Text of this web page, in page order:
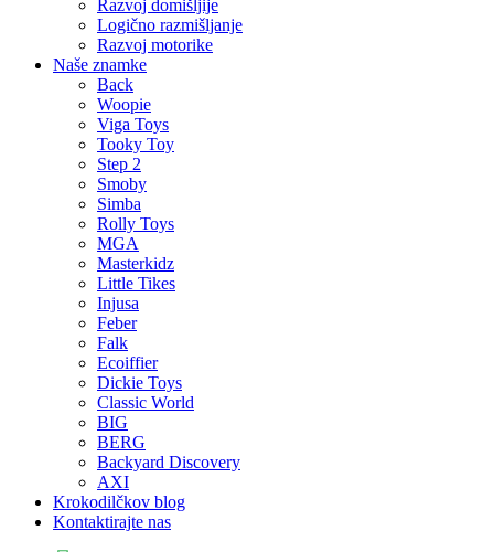
Razvoj domišljije
Logično razmišljanje
Razvoj motorike
Naše znamke
Back
Woopie
Viga Toys
Tooky Toy
Step 2
Smoby
Simba
Rolly Toys
MGA
Masterkidz
Little Tikes
Injusa
Feber
Falk
Ecoiffier
Dickie Toys
Classic World
BIG
BERG
Backyard Discovery
AXI
Krokodilčkov blog
Kontaktirajte nas